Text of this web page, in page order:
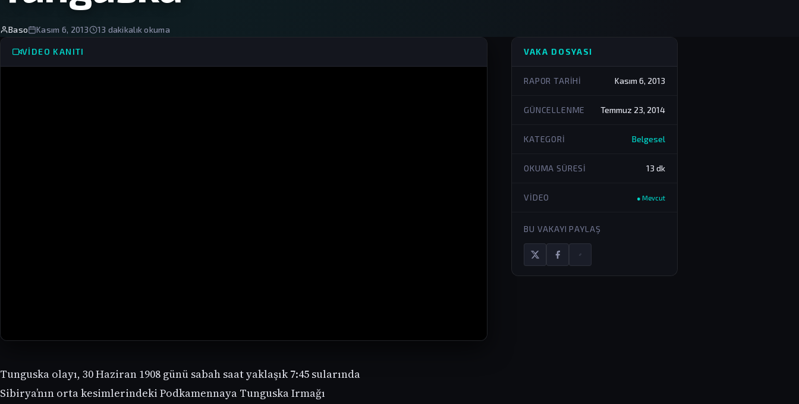
Baso Kasım 6, 2013 13 dakikalık okuma
VIDEO KANITI
Tunguska olayı, 30 Haziran 1908 günü sabah saat yaklaşık 7:45 sularında
Sibirya’nın orta kesimlerindeki Podkamennaya Tunguska Irmağı
VAKA DOSYASI
RAPOR TARIHI Kasım 6, 2013
GÜNCELLENME Temmuz 23, 2014
KATEGORI Belgesel
OKUMA SÜRESI 13 dk
VIDEO ● Mevcut
BU VAKAYI PAYLAŞ